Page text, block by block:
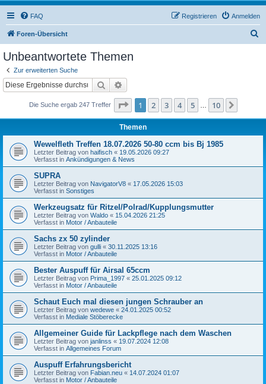
FAQ Anmelden
Registrieren
Foren-Übersicht
Unbeantwortete Themen
Zur erweiterten Suche
Suche
Die Suche ergab 247 Treffer Seite 1von 10
1 2 3 4 5 10
Themen
Wewelfleth Treffen 18.07.2026 50-80 ccm bis Bj 1985
Letzter Beitrag von haifisch « 19.05.2026 09:27
Verfasst in Ankündigungen & News
SUPRA
Letzter Beitrag von NavigatorV8 « 17.05.2026 15:03
Verfasst in Sonstiges
Werkzeugsatz für Ritzel/Polrad/Kupplungsmutter
Letzter Beitrag von Waldo « 15.04.2026 21:25
Verfasst in Motor / Anbauteile
Sachs zx 50 zylinder
Letzter Beitrag von gulli « 30.11.2025 13:16
Verfasst in Motor / Anbauteile
Bester Auspuff für Airsal 65ccm
Letzter Beitrag von Prima_1997 « 25.01.2025 09:12
Verfasst in Motor / Anbauteile
Schaut Euch mal diesen jungen Schrauber an
Letzter Beitrag von wedewe « 24.01.2025 00:52
Verfasst in Mediale Stöberecke
Allgemeiner Guide für Lackpflege nach dem Waschen
Letzter Beitrag von janlinss « 19.07.2024 12:08
Verfasst in Allgemeines Forum
Auspuff Erfahrungsbericht
Letzter Beitrag von Fabian.neu « 14.07.2024 01:07
Verfasst in Motor / Anbauteile